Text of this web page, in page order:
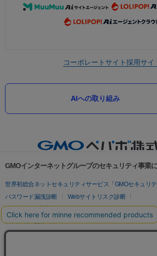
コーポレートサイト採用サイ
AIへの取り組み
GMOインターネットグループのセキュリティ事業
世界初総合ネットセキュリティサービス「GMOセキュリテ
パスワード漏洩診断
Webサイトリスク診断
セキュリティ相談AIチャットボット
実在証明・盗聴対策
サイバー攻撃対策（GMOサイバーセキュリティ byイエラ